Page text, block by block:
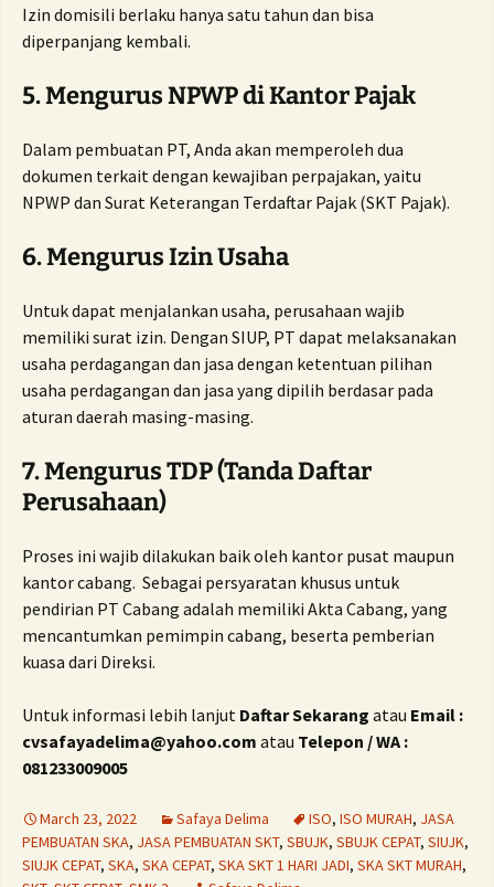
Izin domisili berlaku hanya satu tahun dan bisa
diperpanjang kembali.
5. Mengurus NPWP di Kantor Pajak
Dalam pembuatan PT, Anda akan memperoleh dua
dokumen terkait dengan kewajiban perpajakan, yaitu
NPWP dan Surat Keterangan Terdaftar Pajak (SKT Pajak).
6. Mengurus Izin Usaha
Untuk dapat menjalankan usaha, perusahaan wajib
memiliki surat izin. Dengan SIUP, PT dapat melaksanakan
usaha perdagangan dan jasa dengan ketentuan pilihan
usaha perdagangan dan jasa yang dipilih berdasar pada
aturan daerah masing-masing.
7. Mengurus TDP (Tanda Daftar
Perusahaan)
Proses ini wajib dilakukan baik oleh kantor pusat maupun
kantor cabang. Sebagai persyaratan khusus untuk
pendirian PT Cabang adalah memiliki Akta Cabang, yang
mencantumkan pemimpin cabang, beserta pemberian
kuasa dari Direksi.
Untuk informasi lebih lanjut Daftar Sekarang atau Email :
cvsafayadelima@yahoo.com atau Telepon / WA :
081233009005
March 23, 2022 Safaya Delima ISO, ISO MURAH, JASA
PEMBUATAN SKA, JASA PEMBUATAN SKT, SBUJK, SBUJK CEPAT, SIUJK,
SIUJK CEPAT, SKA, SKA CEPAT, SKA SKT 1 HARI JADI, SKA SKT MURAH,